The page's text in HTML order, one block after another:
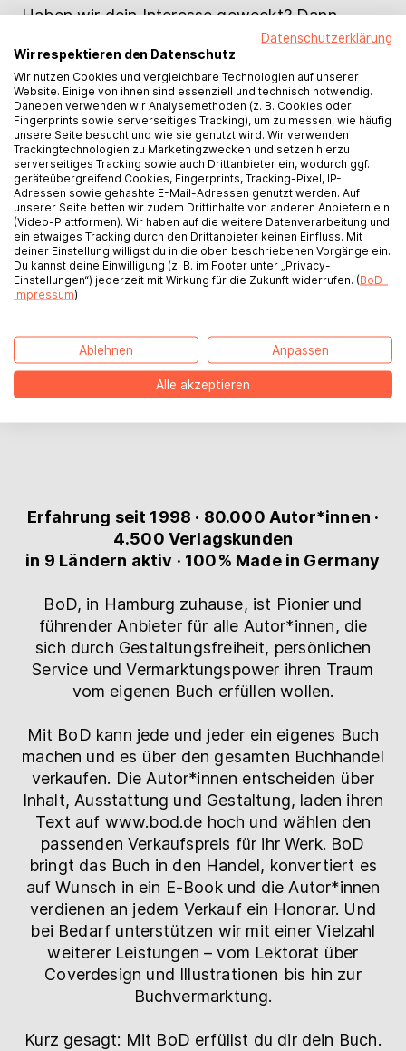
Haben wir dein Interesse geweckt? Dann
bewirb dich bitte per E-Mail an jobs@bod.de
mit deinen vollständigen
Bewerbungsunterlagen (Anschreiben,
Lebenslauf, Zeugnisse) und unter Angabe
deiner Gehaltsvorstellung sowie deines
möglichen Eintrittstermins.
Hier findest du dieDatenschutzinformation für
Bewerberinnen und Bewerber.
Ansprechpartner: Andrea Kock · Leitung
Herstellung und Autorenservices
Erfahrung seit 1998 · 80.000 Autor*innen ·
4.500 Verlagskunden
in 9 Ländern aktiv · 100% Made in Germany
BoD, in Hamburg zuhause, ist Pionier und
führender Anbieter für alle Autor*innen, die
sich durch Gestaltungsfreiheit, persönlichen
Service und Vermarktungspower ihren Traum
vom eigenen Buch erfüllen wollen.
Mit BoD kann jede und jeder ein eigenes Buch
machen und es über den gesamten Buchhandel
verkaufen. Die Autor*innen entscheiden über
Inhalt, Ausstattung und Gestaltung, laden ihren
Text auf www.bod.de hoch und wählen den
passenden Verkaufspreis für ihr Werk. BoD
bringt das Buch in den Handel, konvertiert es
auf Wunsch in ein E-Book und die Autor*innen
verdienen an jedem Verkauf ein Honorar. Und
bei Bedarf unterstützen wir mit einer Vielzahl
weiterer Leistungen – vom Lektorat über
Coverdesign und Illustrationen bis hin zur
Buchvermarktung.
Kurz gesagt: Mit BoD erfüllst du dir dein Buch.
Datenschutzerklärung
Wir respektieren den Datenschutz
Wir nutzen Cookies und vergleichbare Technologien auf unserer
Website. Einige von ihnen sind essenziell und technisch notwendig.
Daneben verwenden wir Analysemethoden (z. B. Cookies oder
Fingerprints sowie serverseitiges Tracking), um zu messen, wie häufig
unsere Seite besucht und wie sie genutzt wird. Wir verwenden
Trackingtechnologien zu Marketingzwecken und setzen hierzu
serverseitiges Tracking sowie auch Drittanbieter ein, wodurch ggf.
geräteübergreifend Cookies, Fingerprints, Tracking-Pixel, IP-
Adressen sowie gehashte E-Mail-Adressen genutzt werden. Auf
unserer Seite betten wir zudem Drittinhalte von anderen Anbietern ein
(Video-Plattformen). Wir haben auf die weitere Datenverarbeitung und
ein etwaiges Tracking durch den Drittanbieter keinen Einfluss. Mit
deiner Einstellung willigst du in die oben beschriebenen Vorgänge ein.
Du kannst deine Einwilligung (z. B. im Footer unter „Privacy-
Einstellungen“) jederzeit mit Wirkung für die Zukunft widerrufen. (BoD-
Impressum)
Ablehnen Anpassen
Alle akzeptieren